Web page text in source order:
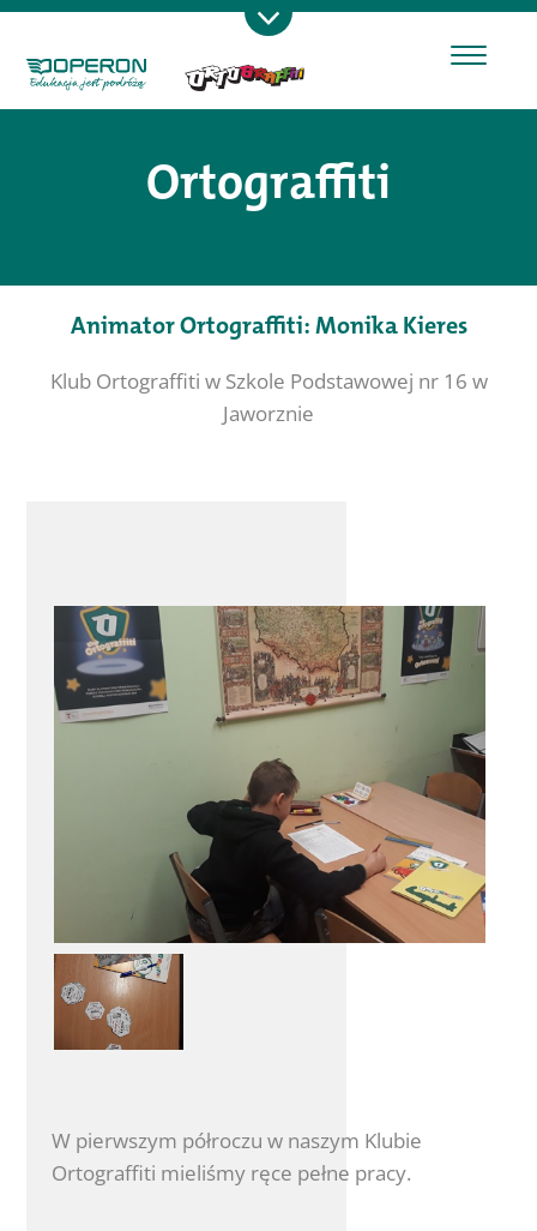
Ortograffiti
Animator Ortograffiti: Monika Kieres
Klub Ortograffiti w Szkole Podstawowej nr 16 w
Jaworznie
W pierwszym półroczu w naszym Klubie
Ortograffiti mieliśmy ręce pełne pracy.